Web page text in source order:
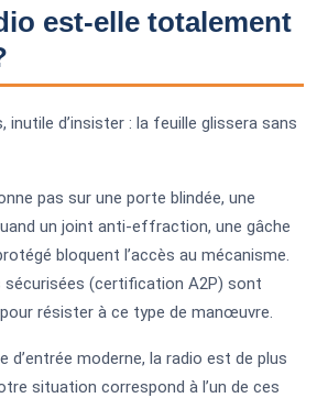
est-elle totalement
inutile d’insister : la feuille glissera sans
pas sur une porte blindée, une
un joint anti-effraction, une gâche
bloquent l’accès au mécanisme.
(certification A2P) sont
résister à ce type de manœuvre.
d’entrée moderne, la radio est de plus
situation correspond à l’un de ces